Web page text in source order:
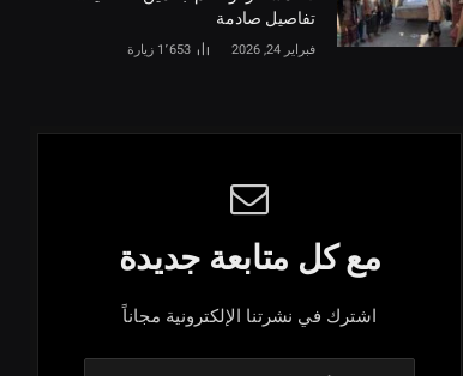
تفاصيل صادمة
فبراير 24, 2026 1٬653 زيارة
مع كل متابعة جديدة
اشترك في نشرتنا الإلكترونية مجاناً